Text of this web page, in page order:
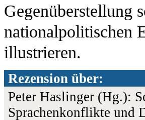
Gegenüberstellung
nationalpolitischen
illustrieren.
Rezension über:
Peter Haslinger (Hg.):
Sprachenkonflikte und